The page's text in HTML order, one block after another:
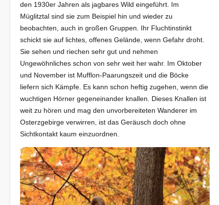
den 1930er Jahren als jagbares Wild eingeführt. Im
Müglitztal sind sie zum Beispiel hin und wieder zu
beobachten, auch in großen Gruppen. Ihr Fluchtinstinkt
schickt sie auf lichtes, offenes Gelände, wenn Gefahr droht.
Sie sehen und riechen sehr gut und nehmen
Ungewöhnliches schon von sehr weit her wahr. Im Oktober
und November ist Mufflon-Paarungszeit und die Böcke
liefern sich Kämpfe. Es kann schon heftig zugehen, wenn die
wuchtigen Hörner gegeneinander knallen. Dieses Knallen ist
weit zu hören und mag den unvorbereiteten Wanderer im
Osterzgebirge verwirren, ist das Geräusch doch ohne
Sichtkontakt kaum einzuordnen.